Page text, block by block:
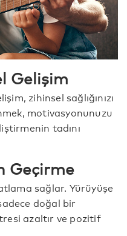
Gelişim
zihinsel sağlığınızı
motivasyonunuzu
tadını
Geçirme
sağlar. Yürüyüşe
doğal bir
azaltır ve pozitif